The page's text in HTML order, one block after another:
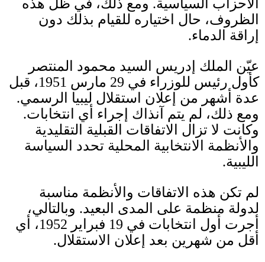
الأحزاب السياسية. ومع ذلك، في ظل هذه
الظروف، حال اختياره للقيام بذلك دون
إراقة الدماء.
عيّن الملك إدريس السيد محمود المنتصر
كأول رئيس للوزراء في 29 مارس 1951، قبل
عدة أشهر من إعلان استقلال ليبيا الرسمي.
ومع ذلك، لم يتم آنذاك إجراء أي انتخابات.
وكانت لا تزال الاتفاقات القبلية التقليدية
والأنظمة الانتخابية المحلية تحدد السياسة
الليبية.
لم تكن هذه الاتفاقات والأنظمة مناسبة
لدولة منظمة على المدى البعيد. وبالتالي،
أجرت أول انتخابات في 19 فبراير 1952، أي
أقل من شهرين بعد إعلان الاستقلال.